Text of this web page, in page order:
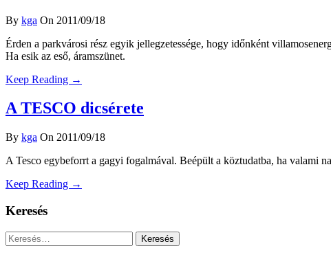
By kga On 2011/09/18
Érden a parkvárosi rész egyik jellegzetessége, hogy időnként
Ha esik az eső, áramszünet.
Keep Reading →
A TESCO dicsérete
By kga On 2011/09/18
A Tesco egybeforrt a gagyi fogalmával. Beépült a köztudatba, ha valami
Keep Reading →
Keresés
Keresés: